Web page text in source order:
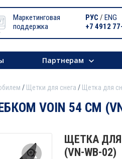
Маркетинговая
поддержка
РУС / ENG
+7 4912
Партнерам
Щетки для снега Щетка для
VOIN 54 СМ
ЩЕТКА ДЛЯ
(VN-WB-02)